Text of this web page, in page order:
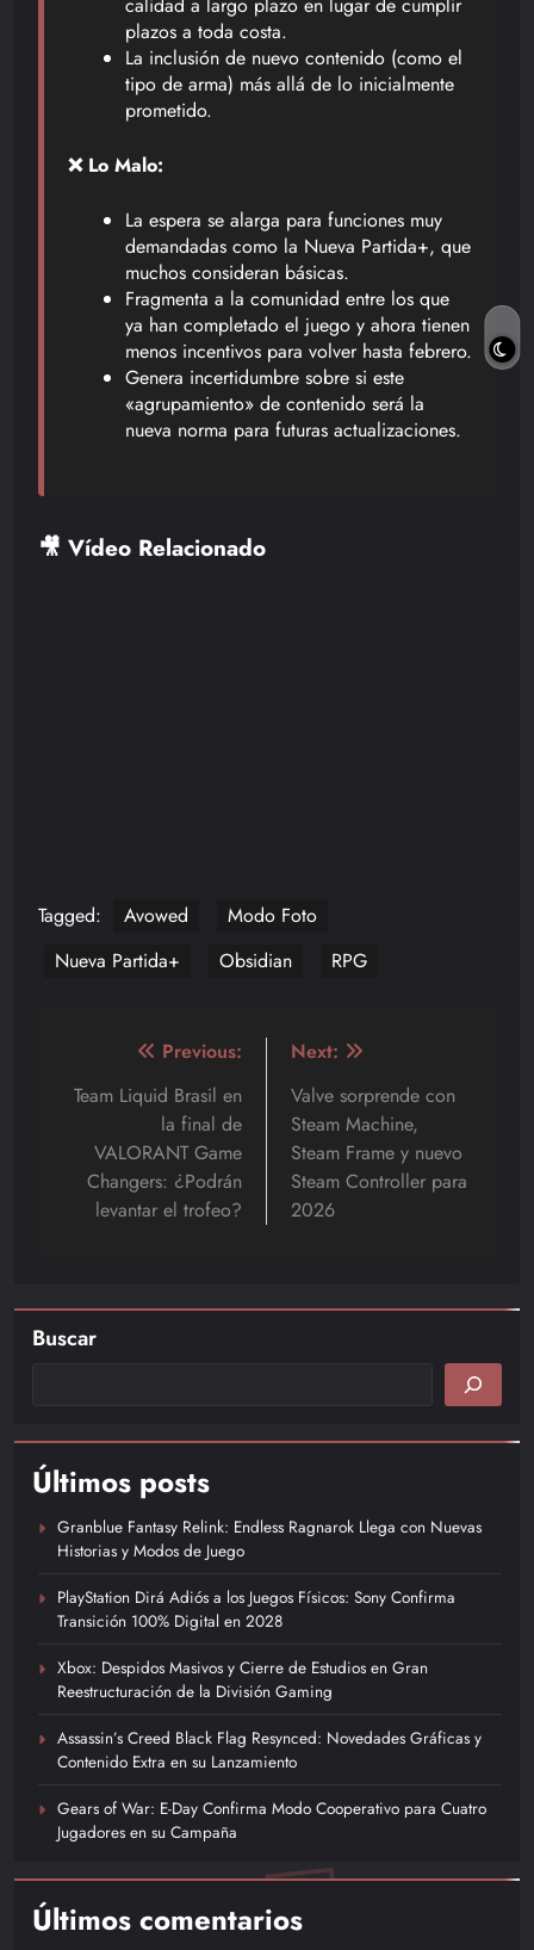
plazos a toda costa.
La inclusión de nuevo contenido (como el
tipo de arma) más allá de lo inicialmente
prometido.
❌ Lo Malo:
La espera se alarga para funciones muy
demandadas como la Nueva Partida+, que
muchos consideran básicas.
Fragmenta a la comunidad entre los que
ya han completado el juego y ahora tienen
menos incentivos para volver hasta febrero.
Genera incertidumbre sobre si este
«agrupamiento» de contenido será la
nueva norma para futuras actualizaciones.
🎥 Vídeo Relacionado
Tagged: Avowed
Modo Foto
Nueva Partida+
Obsidian RPG
Navegación
de
entradas
Previous:
Team Liquid Brasil en
la final de
VALORANT Game
Changers: ¿Podrán
levantar el trofeo?
Next:
Valve sorprende con
Steam Machine,
Steam Frame y nuevo
Steam Controller para
2026
Buscar
Últimos posts
Granblue Fantasy Relink: Endless Ragnarok Llega con Nuevas
Historias y Modos de Juego
PlayStation Dirá Adiós a los Juegos Físicos: Sony Confirma
Transición 100% Digital en 2028
Xbox: Despidos Masivos y Cierre de Estudios en Gran
Reestructuración de la División Gaming
Assassin’s Creed Black Flag Resynced: Novedades Gráficas y
Contenido Extra en su Lanzamiento
Gears of War: E-Day Confirma Modo Cooperativo para Cuatro
Jugadores en su Campaña
Últimos comentarios